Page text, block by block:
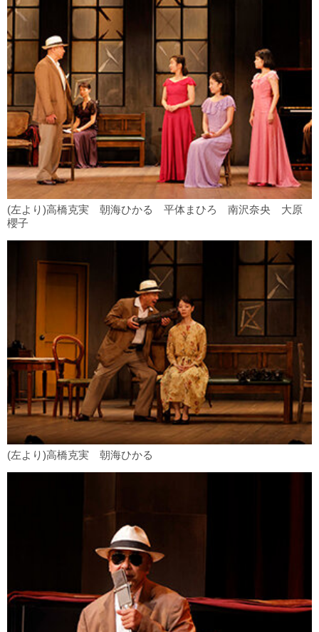
(左より)高橋克実 朝海ひかる 平体まひろ 南沢奈央 大原
櫻子
(左より)高橋克実 朝海ひかる